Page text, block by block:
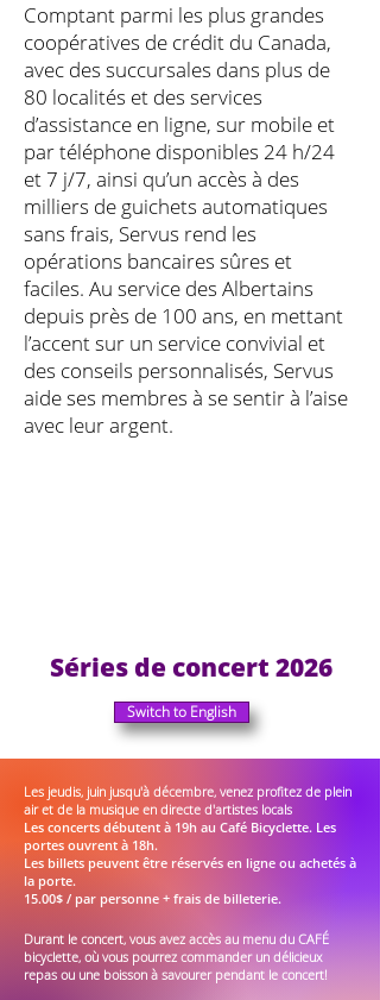
Comptant parmi les plus grandes
coopératives de crédit du Canada,
avec des succursales dans plus de
80 localités et des services
d’assistance en ligne, sur mobile et
par téléphone disponibles 24 h/24
et 7 j/7, ainsi qu’un accès à des
milliers de guichets automatiques
sans frais, Servus rend les
opérations bancaires sûres et
faciles. Au service des Albertains
depuis près de 100 ans, en mettant
l’accent sur un service convivial et
des conseils personnalisés, Servus
aide ses membres à se sentir à l’aise
avec leur argent.
Séries de concert 2026
Switch to English
Les jeudis, juin jusqu'à décembre, venez profitez de plein
air et de la musique en directe d'artistes locals
Les concerts débutent à 19h au Café Bicyclette. Les
portes ouvrent à 18h.
Les billets peuvent être réservés en ligne ou achetés à
la porte.​
15.00$ / par personne + frais de billeterie.
Durant le concert, vous avez accès au menu du CAFÉ
bicyclette, où vous pourrez commander un délicieux
repas ou une boisson à savourer pendant le concert!